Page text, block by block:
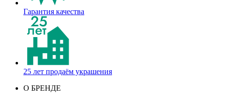
Гарантия качества
25 лет продаём украшения
О БРЕНДЕ